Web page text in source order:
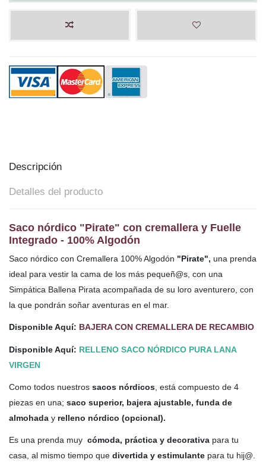
Descripción
Detalles del producto
Saco nórdico "Pirate" con cremallera y Fuelle
Integrado - 100% Algodón
Saco nórdico con Cremallera 100% Algodón "Pirate", una prenda
ideal para vestir la cama de los más pequeñ@s, con una
Simpática Ballena Pirata acompañada de su loro aventurero, con
la que pondrán soñar aventuras en el mar.
Disponible Aquí: BAJERA CON CREMALLERA DE RECAMBIO
Disponible Aquí: RELLENO SACO NÓRDICO PURA LANA
VIRGEN
Como todos nuestros sacos nórdicos , está compuesto de 4
piezas en una; saco superior, bajera ajustable, funda de
almohada y relleno nórdico (opcional).
Es una prenda muy cómoda, práctica y decorativa para tu
casa, al mismo tiempo que divertida y estimulante para tu hij@.